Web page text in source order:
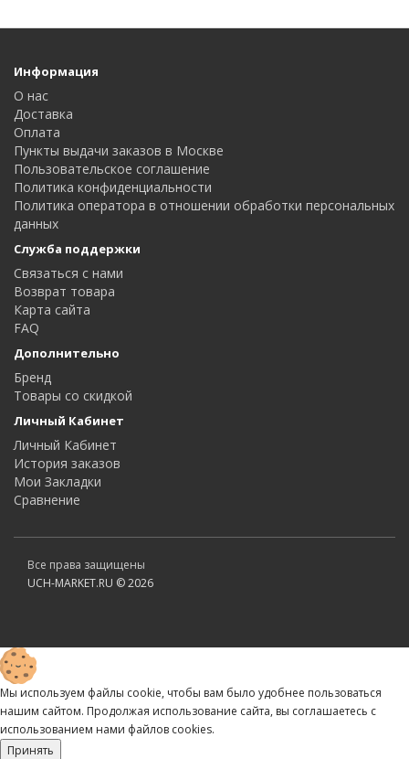
Информация
О нас
Доставка
Оплата
Пункты выдачи заказов в Москве
Пользовательское соглашение
Политика конфиденциальности
Политика оператора в отношении обработки персональных
данных
Служба поддержки
Связаться с нами
Возврат товара
Карта сайта
FAQ
Дополнительно
Бренд
Товары со скидкой
Личный Кабинет
Личный Кабинет
История заказов
Мои Закладки
Сравнение
Все права защищены
UCH-MARKET.RU © 2026
Мы используем файлы cookie, чтобы вам было удобнее пользоваться
нашим сайтом. Продолжая использование сайта, вы соглашаетесь c
использованием нами файлов cookies.
Принять